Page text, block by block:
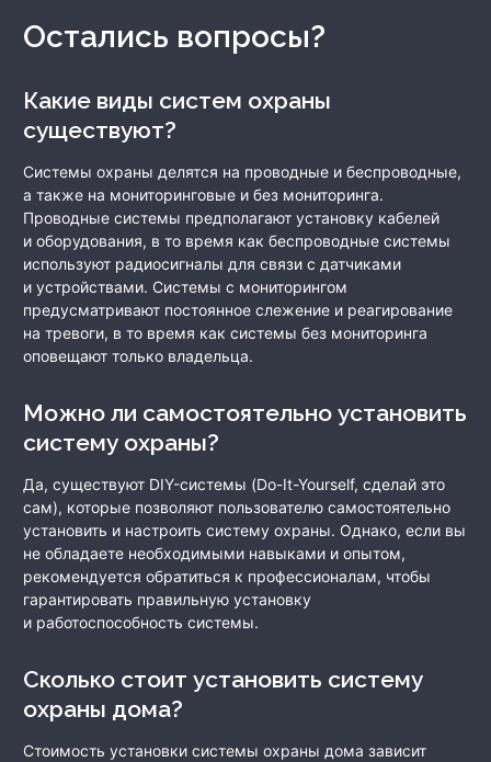
Остались вопросы?
Какие виды систем охраны
существуют?
Системы охраны делятся на проводные и беспроводные,
а также на мониторинговые и без мониторинга.
Проводные системы предполагают установку кабелей
и оборудования, в то время как беспроводные системы
используют радиосигналы для связи с датчиками
и устройствами. Системы с мониторингом
предусматривают постоянное слежение и реагирование
на тревоги, в то время как системы без мониторинга
оповещают только владельца.
Можно ли самостоятельно установить
систему охраны?
Да, существуют DIY-системы (Do-It-Yourself, сделай это
сам), которые позволяют пользователю самостоятельно
установить и настроить систему охраны. Однако, если вы
не обладаете необходимыми навыками и опытом,
рекомендуется обратиться к профессионалам, чтобы
гарантировать правильную установку
и работоспособность системы.
Сколько стоит установить систему
охраны дома?
Стоимость установки системы охраны дома зависит